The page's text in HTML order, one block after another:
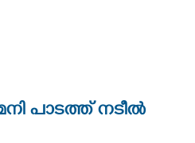
പാടത്ത് നടീൽ